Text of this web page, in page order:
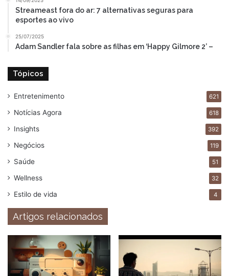
Streameast fora do ar: 7 alternativas seguras para
esportes ao vivo
25/07/2025
Adam Sandler fala sobre as filhas em ‘Happy Gilmore 2’ –
Tópicos
Entretenimento 621
Notícias Agora 618
Insights 392
Negócios 119
Saúde 51
Wellness 32
Estilo de vida 4
Artigos relacionados